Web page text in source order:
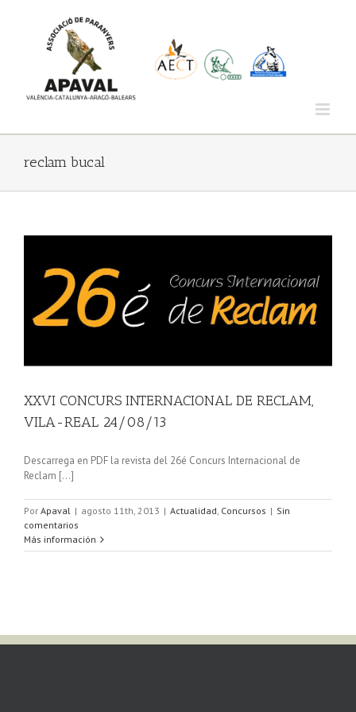
reclam bucal
XXVI CONCURS INTERNACIONAL DE RECLAM,
VILA-REAL 24/08/13
Descarrega en PDF la revista del 26é Concurs Internacional de
Reclam [...]
Por Apaval | agosto 11th, 2013 | Actualidad, Concursos | Sin
comentarios
Más información